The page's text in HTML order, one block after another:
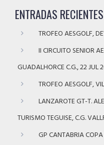
ENTRADAS RECIENTES
TROFEO AESGOLF,
II CIRCUITO SENIOR
GUADALHORCE C.G., 22 JUL
TROFEO AESGOLF,
LANZAROTE GT-T.
TURISMO TEGUISE, C.G.
GP CANTABRIA